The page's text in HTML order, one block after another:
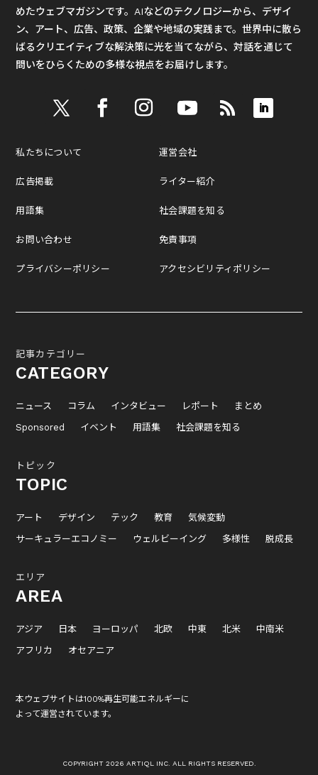
めたウェブマガジンです。AIなどのテクノロジーから、デザイ
ン、アート、広告、政策、企業や地域の実践まで。世界中に散ら
ばるクリエイティブな解決策に光を当てながら、対話を通じて
問いをひらくための多様な視点をお届けします。
私たちについて
広告掲載
用語集
お問い合わせ
プライバシーポリシー
運営会社
ライター紹介
社会課題を知る
免責事項
アクセシビリティポリシー
記事カテゴリー
CATEGORY
ニュース コラム インタビュー レポート
まとめ
Sponsored
イベント 用語集 社会課題を知る
トピック
TOPIC
アート デザイン テック 教育
気候変動
サーキュラーエコノミー
ウェルビーイング 多様性 脱成長
エリア
AREA
アジア 日本 ヨーロッパ 北欧 中東 北米
中南米
アフリカ
オセアニア
本ウェブサイトは100%再生可能エネルギーに
よって運営されています。
COPYRIGHT 2026 ARTIQL INC. ALL RIGHTS RESERVED.